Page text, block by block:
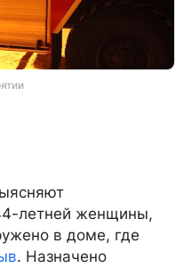
летней женщины,
в доме, где
. Назначено